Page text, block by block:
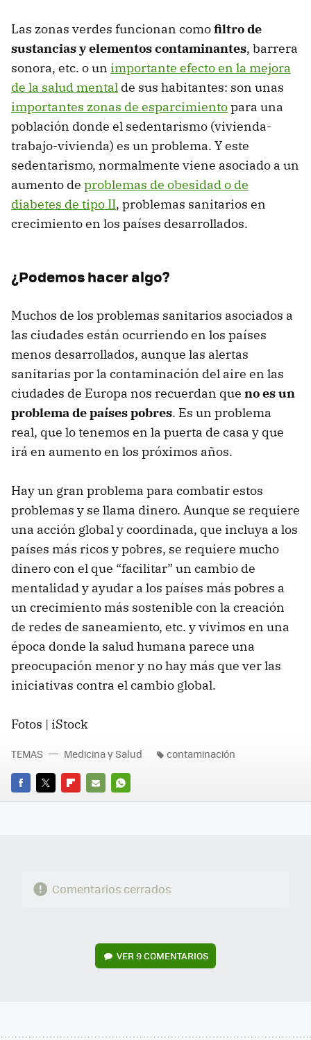
Las zonas verdes funcionan comofiltro de
sustancias y elementos contaminantes, barrera
sonora, etc. o un importante efecto en la mejora
de la salud mental de sus habitantes: son unas
importantes zonas de esparcimientopara una
población donde el sedentarismo (vivienda-
trabajo-vivienda) es un problema. Y este
sedentarismo, normalmente viene asociado a un
aumento de problemas de obesidad o de
diabetes de tipo II, problemas sanitarios en
crecimiento en los países desarrollados.
¿Podemos hacer algo?
Muchos de los problemas sanitarios asociados a
las ciudades están ocurriendo en los países
menos desarrollados, aunque las alertas
sanitarias por la contaminación del aire en las
ciudades de Europa nos recuerdan que no es un
problema de países pobres. Es un problema
real, que lo tenemos en la puerta de casa y que
irá en aumento en los próximos años.
Hay un gran problema para combatir estos
problemas y se llama dinero. Aunque se requiere
una acción global y coordinada, que incluya a los
países más ricos y pobres, se requiere mucho
dinero con el que “facilitar” un cambio de
mentalidad y ayudar a los países más pobres a
un crecimiento más sostenible con la creación
de redes de saneamiento, etc. y vivimos en una
época donde la salud humana parece una
preocupación menor y no hay más que ver las
iniciativas contra el cambio global.
Fotos | iStock
FACEBOOK
TWITTERFLIPBOARD
E-
WHATSAPP
TEMAS Medicina y Salud contaminación
Comentarios cerrados
VER9 COMENTARIOS